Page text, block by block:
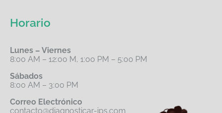
Horario
Lunes – Viernes
8:00 AM – 12:00 M, 1:00 PM – 5:00 PM
Sábados
8:00 AM – 3:00 PM
Correo Electrónico
contacto@diagnosticar-ips.com